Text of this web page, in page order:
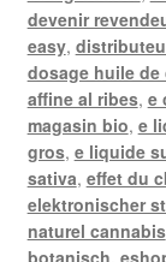
devenir
easy,
dosage huile de
affine al ribes, e
magasin bio, e
gros, e liquide
sativa, effet du
elektronischer
naturel cannabis
botanisch,